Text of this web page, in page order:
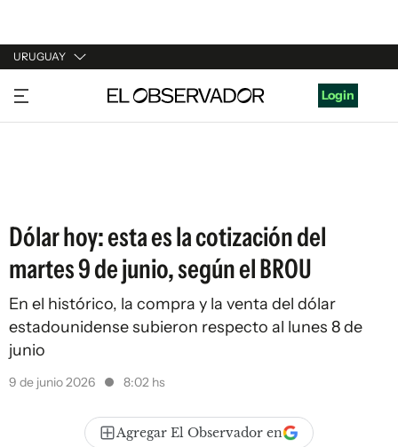
URUGUAY
URUGUAY
ARGENTINA
Login
Dólar hoy: esta es la cotización del
martes 9 de junio, según el BROU
En el histórico, la compra y la venta del dólar
estadounidense subieron respecto al lunes 8 de
junio
9 de junio 2026 8:02 hs
Agregar El Observador en